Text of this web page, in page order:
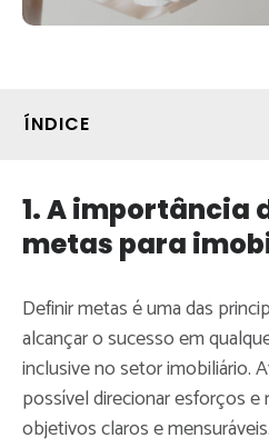
ÍNDICE
1. A importância
metas para
Definir metas é uma das
alcançar o sucesso em
inclusive no setor imobiliário.
possível direcionar esforços e
objetivos claros e mensuráveis.